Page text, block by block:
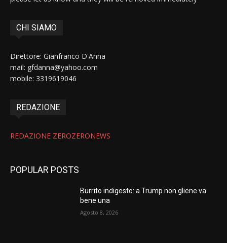
CHI SIAMO
Direttore: Gianfranco D'Anna
mail: gfdanna@yahoo.com
mobile: 3319619046
REDAZIONE
REDAZIONE ZEROZERONEWS
POPULAR POSTS
Burrito indigesto: a Trump non gliene va
bene una
Agosto 8, 2026